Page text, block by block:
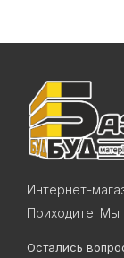
Интернет-
Приходите! Мы
Остались